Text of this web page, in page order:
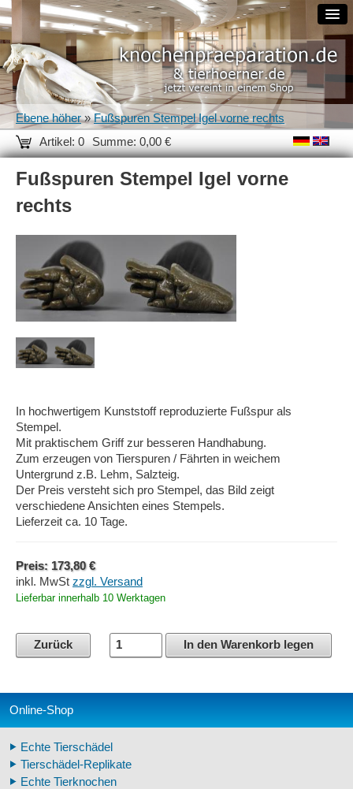
Artikel: 0 Summe: 0,00 €
Ebene höher»Fußspuren Stempel Igel vorne rechts
Fußspuren Stempel Igel vorne
rechts
In hochwertigem Kunststoff reproduzierte Fußspur als
Stempel.
Mit praktischem Griff zur besseren Handhabung.
Zum erzeugen von Tierspuren / Fährten in weichem
Untergrund z.B. Lehm, Salzteig.
Der Preis versteht sich pro Stempel, das Bild zeigt
verschiedene Ansichten eines Stempels.
Lieferzeit ca. 10 Tage.
Preis: 173,80 €
inkl. MwSt zzgl. Versand
Lieferbar innerhalb 10 Werktagen
Zurück In den Warenkorb legen
Online-Shop
Echte Tierschädel
Tierschädel-Replikate
Echte Tierknochen